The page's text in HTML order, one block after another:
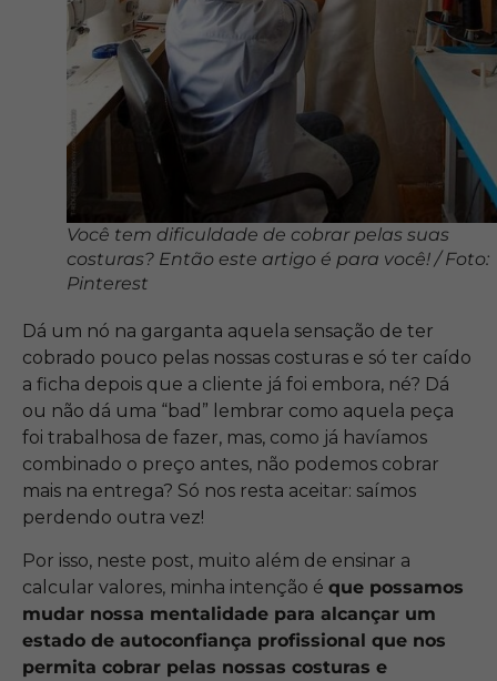
Você tem dificuldade de cobrar pelas suas
costuras? Então este artigo é para você! / Foto:
Pinterest
Dá um nó na garganta aquela sensação de ter
cobrado pouco pelas nossas costuras e só ter caído
a ficha depois que a cliente já foi embora, né? Dá
ou não dá uma “bad” lembrar como aquela peça
foi trabalhosa de fazer, mas, como já havíamos
combinado o preço antes, não podemos cobrar
mais na entrega? Só nos resta aceitar: saímos
perdendo outra vez!
Por isso, neste post, muito além de ensinar a
calcular valores, minha intenção é que possamos
mudar nossa mentalidade para alcançar um
estado de autoconfiança profissional que nos
permita cobrar pelas nossas costuras e